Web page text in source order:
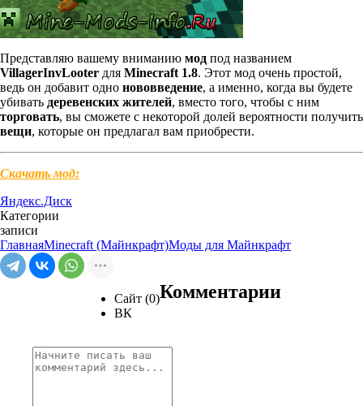
Представляю вашему вниманию мод под названием
VillagerInvLooter для Minecraft 1.8. Этот мод очень простой,
ведь он добавит одно нововведение, а именно, когда вы будете
убивать деревенских жителей, вместо того, чтобы с ним
торговать, вы сможете с некоторой долей вероятности получить
вещи, которые он предлагал вам приобрести.
Скачать мод:
Яндекс.Диск
Категории
записи
ГлавнаяMinecraft (Майнкрафт)Моды для Майнкрафт
Сайт (0)
ВК
Комментарии